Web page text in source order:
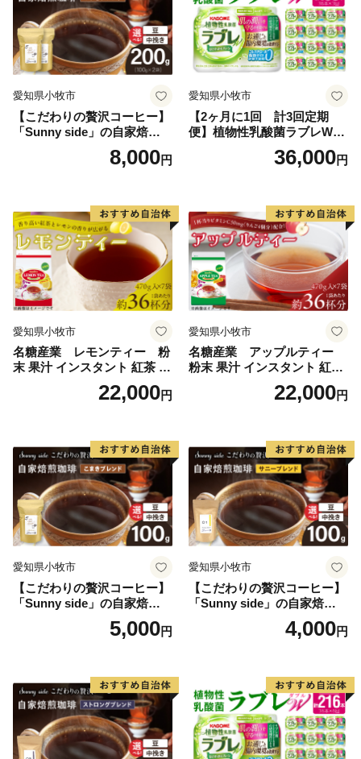
愛知県小牧市
【こだわりの贅沢コーヒー】
「Sunny side」の自家焙煎珈
琲こまきブレンド（200g）
8,000円
愛知県小牧市
【2ヶ月に1回 計3回定期
便】植物性乳酸菌ラブレW
プレーン36本（計108本）
36,000円
愛知県小牧市
名糖産業 レモンティー 粉
末 果汁 インスタント 紅茶 ビ
タミンC 袋 ロングセラー 粉
末飲料 粉末茶 簡単 手軽 ホッ
22,000円
愛知県小牧市
名糖産業 アップルティー
粉末 果汁 インスタント 紅茶
ティー ビタミンC 袋 ロング
セラー 粉末飲料 粉末茶 簡単
22,000円
愛知県小牧市
【こだわりの贅沢コーヒー】
「Sunny side」の自家焙煎珈
琲こまきブレンド（100g）
5,000円
愛知県小牧市
【こだわりの贅沢コーヒー】
「Sunny side」の自家焙煎珈
琲サニーブレンド（100g）
4,000円